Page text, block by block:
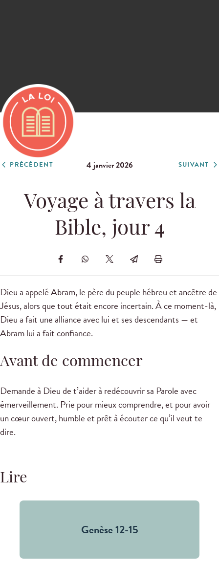
PRÉCÉDENT 4 janvier 2026 SUIVANT
Voyage à travers la
Bible, jour 4
Dieu a appelé Abram, le père du peuple hébreu et ancêtre de
Jésus, alors que tout était encore incertain. À ce moment-là,
Dieu a fait une alliance avec lui et ses descendants — et
Abram lui a fait confiance.
Avant de commencer
Demande à Dieu de t’aider à redécouvrir sa Parole avec
émerveillement. Prie pour mieux comprendre, et pour avoir
un cœur ouvert, humble et prêt à écouter ce qu’il veut te
dire.
Lire
Genèse 12-15